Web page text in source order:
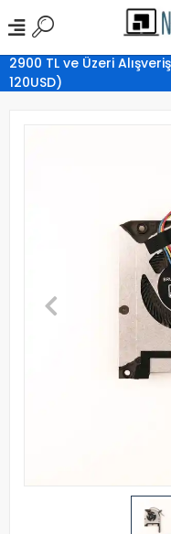
2900 TL ve Üzeri
120USD)